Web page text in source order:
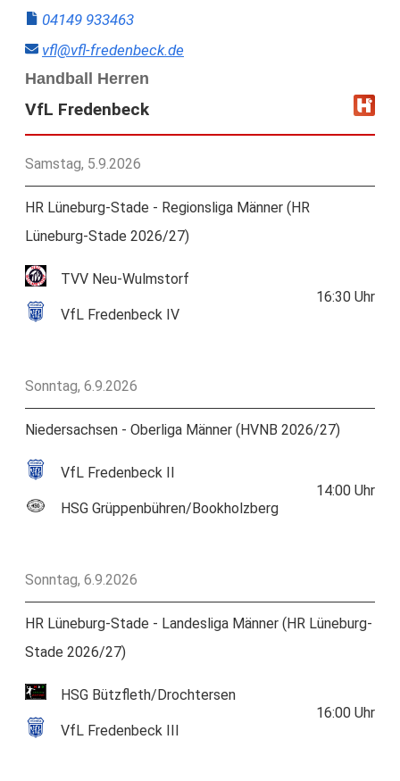
04149 933463
vfl@vfl-fredenbeck.de
Handball Herren
VfL Fredenbeck
Samstag, 5.9.2026
HR Lüneburg-Stade - Regionsliga Männer (HR
Lüneburg-Stade 2026/27)
TVV Neu-Wulmstorf
VfL Fredenbeck IV
16:30 Uhr
Sonntag, 6.9.2026
Niedersachsen - Oberliga Männer (HVNB 2026/27)
VfL Fredenbeck II
HSG Grüppenbühren/Bookholzberg
14:00 Uhr
Sonntag, 6.9.2026
HR Lüneburg-Stade - Landesliga Männer (HR Lüneburg-
Stade 2026/27)
HSG Bützfleth/Drochtersen
VfL Fredenbeck III
16:00 Uhr